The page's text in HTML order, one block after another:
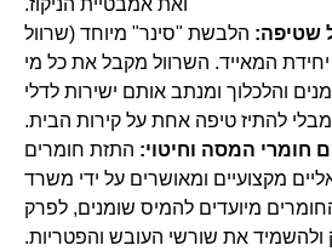
שטיפה: הלבשת "סינר" מיוחד (שרוול
יחידת המאייד. השרוול מקבל את כל מי
והלכלוך ומנתב אותם ישירות לדלי
מבלי להתיז טיפה אחת על קירות הבית.
חומרי המסה וחיטוי: התזת חומרים
מקצועיים ומאושרים על ידי משרד
מיועדים להמיס שומנים, לפרק
ולהשמיד את שורשי העובש והפטריות.